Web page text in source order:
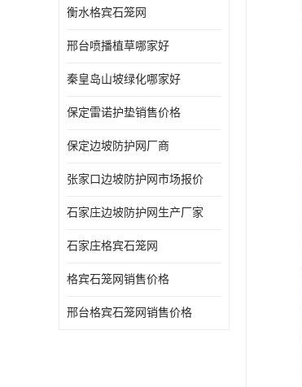
衡水格宾石笼网
邢台喷播植草哪家好
秦皇岛山坡绿化哪家好
保定雷诺护垫销售价格
保定边坡防护网厂商
张家口边坡防护网市场报价
石家庄边坡防护网生产厂家
石家庄格宾石笼网
格宾石笼网销售价格
邢台格宾石笼网销售价格